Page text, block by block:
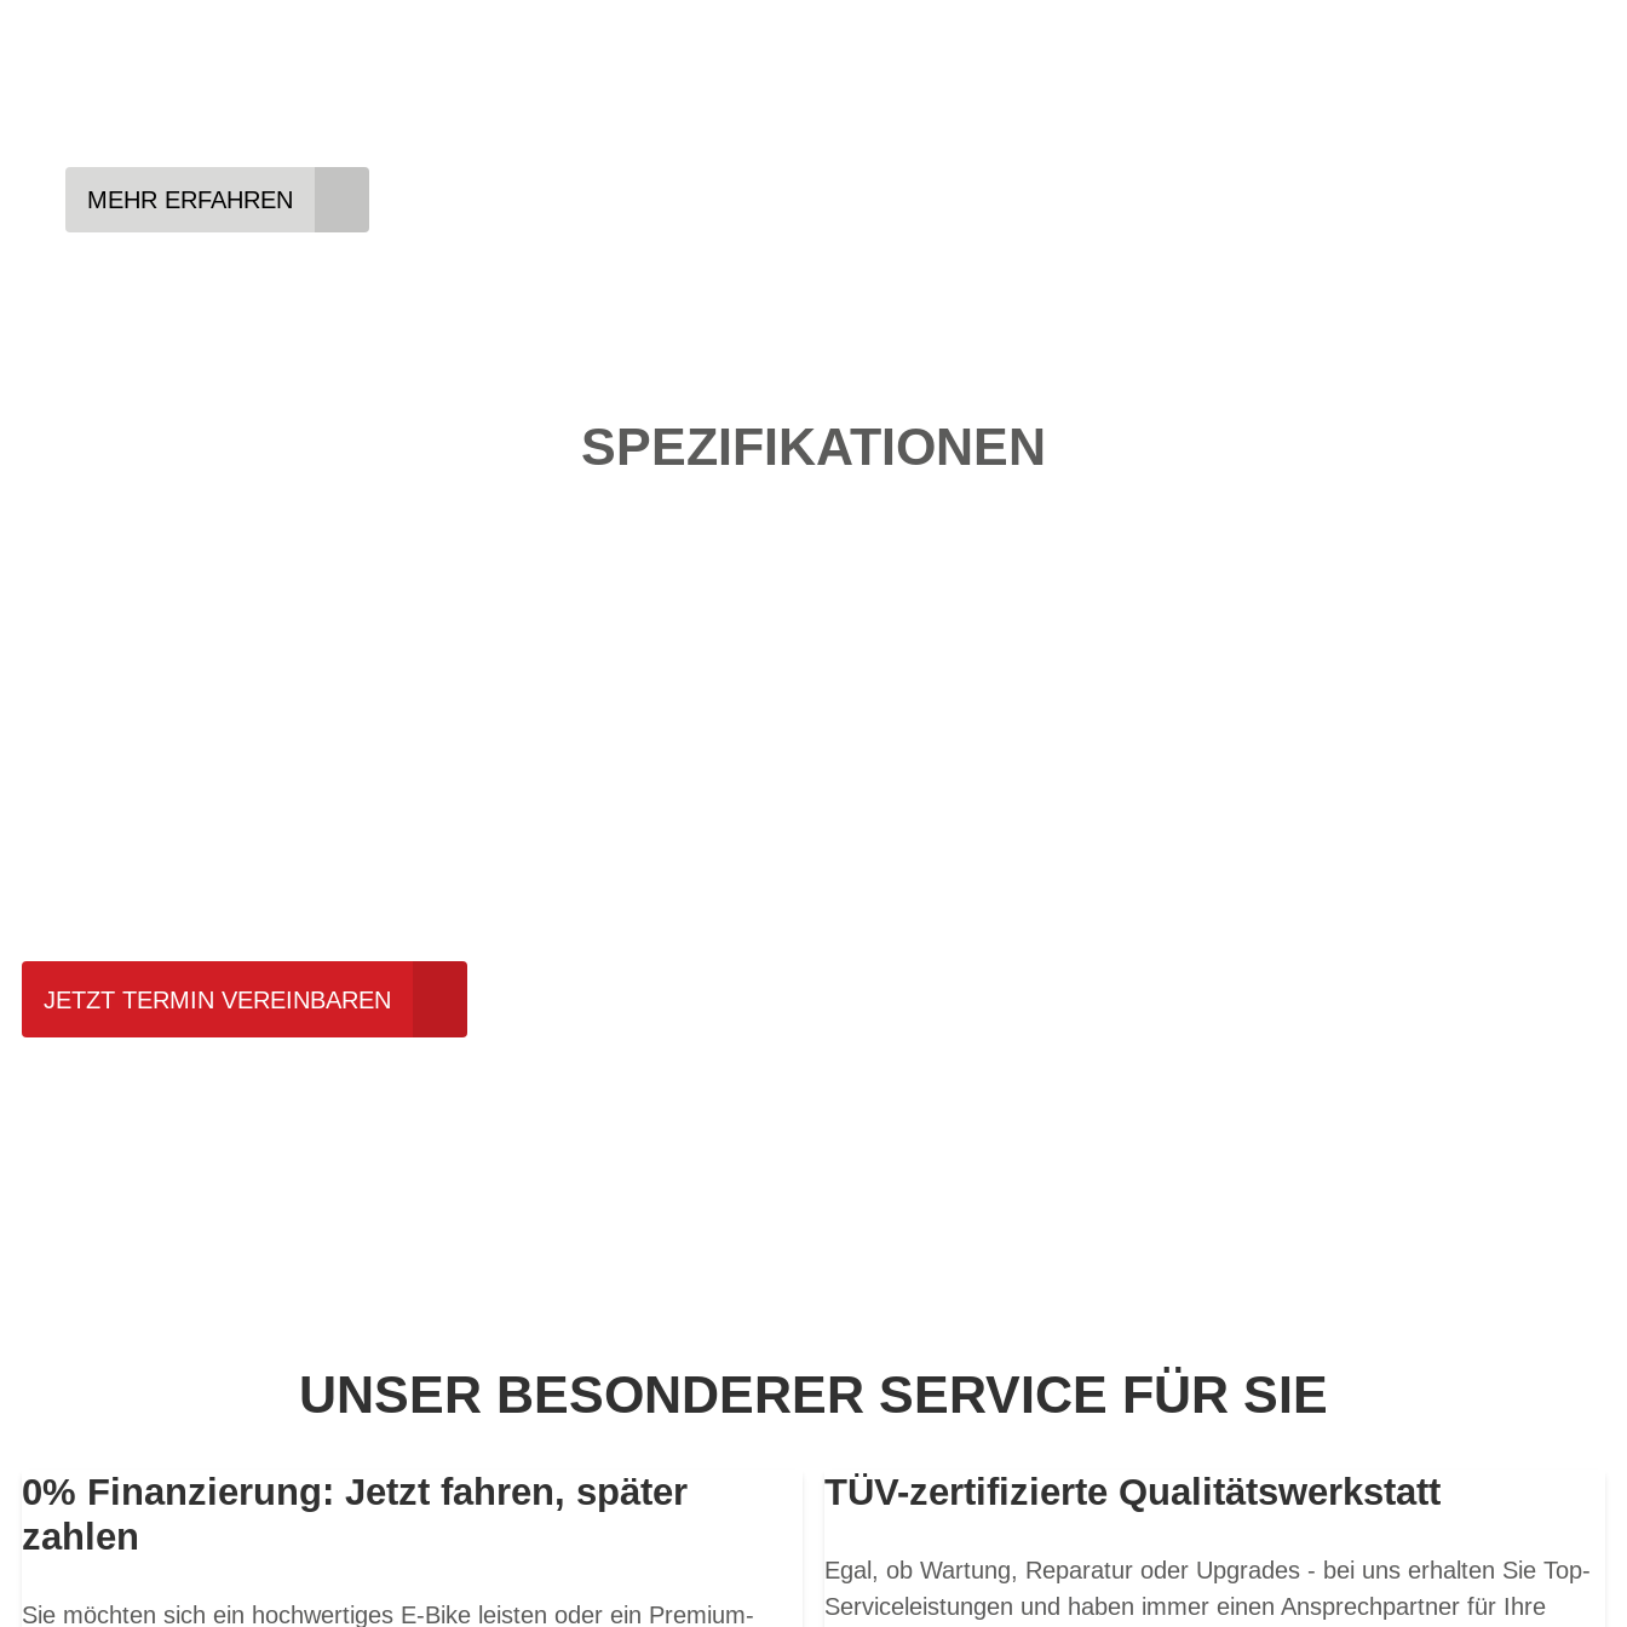
MEHR ERFAHREN
SPEZIFIKATIONEN
JETZT TERMIN VEREINBAREN
UNSER BESONDERER SERVICE FÜR SIE
0% Finanzierung: Jetzt fahren, später
zahlen
Sie möchten sich ein hochwertiges E-Bike leisten oder ein Premium-
TÜV-zertifizierte Qualitätswerkstatt
Egal, ob Wartung, Reparatur oder Upgrades - bei uns erhalten Sie Top-
Serviceleistungen und haben immer einen Ansprechpartner für Ihre